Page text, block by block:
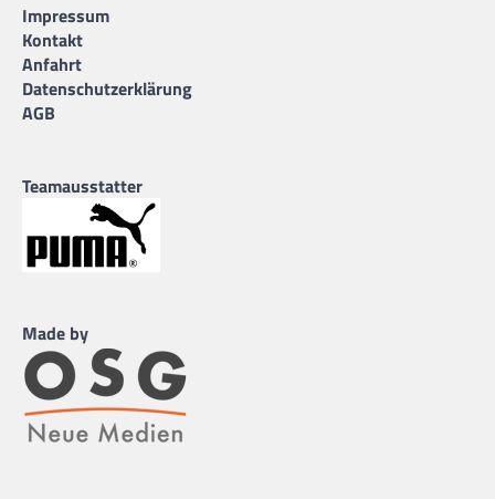
Impressum
Kontakt
Anfahrt
Datenschutzerklärung
AGB
Teamausstatter
Made by